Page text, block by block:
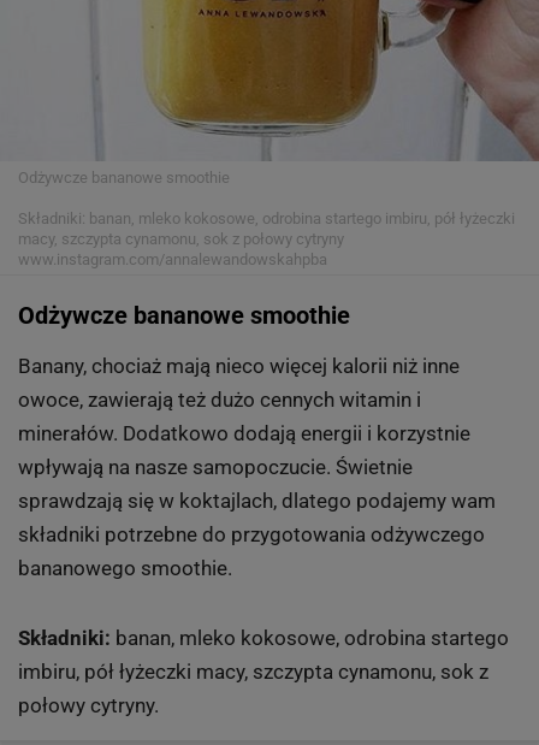
Odżywcze bananowe smoothie
Składniki: banan, mleko kokosowe, odrobina startego imbiru, pół łyżeczki
macy, szczypta cynamonu, sok z połowy cytryny
www.instagram.com/annalewandowskahpba
Odżywcze bananowe smoothie
Banany, chociaż mają nieco więcej kalorii niż inne
owoce, zawierają też dużo cennych witamin i
minerałów. Dodatkowo dodają energii i korzystnie
wpływają na nasze samopoczucie. Świetnie
sprawdzają się w koktajlach, dlatego podajemy wam
składniki potrzebne do przygotowania odżywczego
bananowego smoothie.
Składniki: banan, mleko kokosowe, odrobina startego
imbiru, pół łyżeczki macy, szczypta cynamonu, sok z
połowy cytryny.